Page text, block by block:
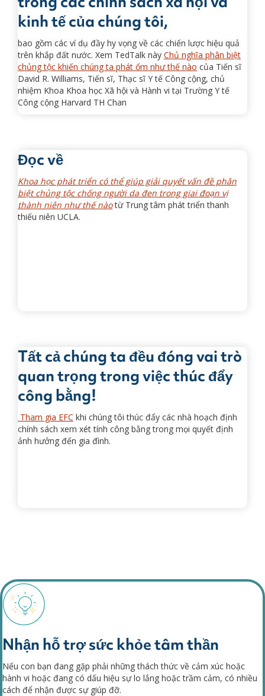
kinh tế của chúng tôi,
bao gồm các ví dụ đầy hy vọng về các chiến lược hiệu quả
trên khắp đất nước. Xem TedTalk này Chủ nghĩa phân biệt
chủng tộc khiến chúng ta phát ốm như thế nào của Tiến sĩ
David R. Williams, Tiến sĩ, Thạc sĩ Y tế Công cộng, chủ
nhiệm Khoa Khoa học Xã hội và Hành vi tại Trường Y tế
Công cộng Harvard TH Chan
Đọc về
Khoa học phát triển có thể giúp giải quyết vấn đề phân
biệt chủng tộc chống người da đen trong giai đoạn vị
thành niên như thế nàotừ Trung tâm phát triển thanh
thiếu niên UCLA.
Tất cả chúng ta đều đóng vai trò
quan trọng trong việc thúc đẩy
công bằng!
Tham gia EFC khi chúng tôi thúc đẩy các nhà hoạch định
chính sách xem xét tính công bằng trong mọi quyết định
ảnh hưởng đến gia đình.
Nhận hỗ trợ sức khỏe tâm thần
Nếu con bạn đang gặp phải những thách thức về cảm xúc hoặc
hành vi hoặc đang có dấu hiệu sự lo lắng hoặctrầm cảm, có nhiều
cách để nhận được sự giúp đỡ.